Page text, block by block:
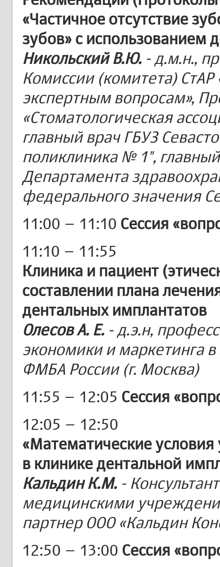
«Частичное отсутствие
зубов» с использованием
Никольский В.Ю.- д.м.н.,
Комиссии (комитета)
экспертным вопросам»,
«Стоматологическая
главный врач ГБУЗ
поликлиника № 1",
Департамента
федерального значения
11:00 – 11:10 Сессия
11:10 – 11:55
Клиника и пациент
составлении плана
дентальных имплантатов
Олесов А. Е.- д.э.н,
экономики и маркетинга
ФМБА России (г. Москва)
11:55 – 12:05 Сессия
12:05 – 12:50
«Математические
в клинике дентальной
Кальдин К.М.-
медицинскими
партнер ООО «Кальдин
12:50 – 13:00 Сессия